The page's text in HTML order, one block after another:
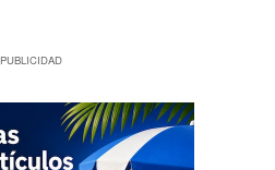
PUBLICIDAD